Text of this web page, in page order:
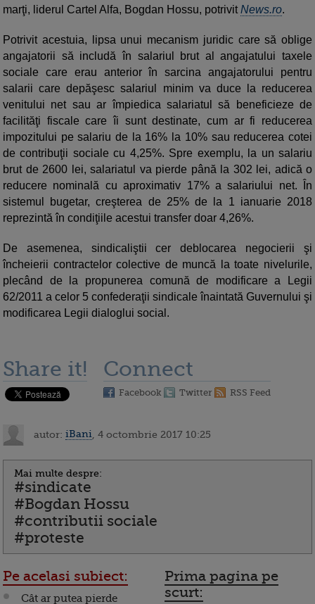
marţi, liderul Cartel Alfa, Bogdan Hossu, potrivitNews.ro.
Potrivit acestuia, lipsa unui mecanism juridic care să oblige
angajatorii să includă în salariul brut al angajatului taxele
sociale care erau anterior în sarcina angajatorului pentru
salarii care depăşesc salariul minim va duce la reducerea
venitului net sau ar împiedica salariatul să beneficieze de
facilităţi fiscale care îi sunt destinate, cum ar fi reducerea
impozitului pe salariu de la 16% la 10% sau reducerea cotei
de contribuţii sociale cu 4,25%. Spre exemplu, la un salariu
brut de 2600 lei, salariatul va pierde până la 302 lei, adică o
reducere nominală cu aproximativ 17% a salariului net. În
sistemul bugetar, creşterea de 25% de la 1 ianuarie 2018
reprezintă în condiţiile acestui transfer doar 4,26%.
De asemenea, sindicaliştii cer deblocarea negocierii şi
încheierii contractelor colective de muncă la toate nivelurile,
plecând de la propunerea comună de modificare a Legii
62/2011 a celor 5 confederaţii sindicale înaintată Guvernului şi
modificarea Legii dialoglui social.
Share it! Connect
Facebook Twitter RSS Feed
autor: iBani , 4 octombrie 2017 10:25
Mai multe despre:
#sindicate
#Bogdan Hossu
#contributii sociale
#proteste
Pe acelasi subiect:
Cât ar putea pierde
Prima pagina pe
scurt: